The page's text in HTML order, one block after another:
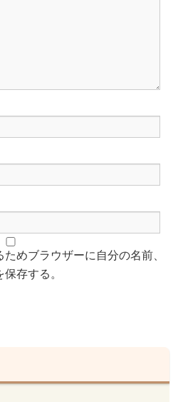
めブラウザーに自分の名前、
存する。